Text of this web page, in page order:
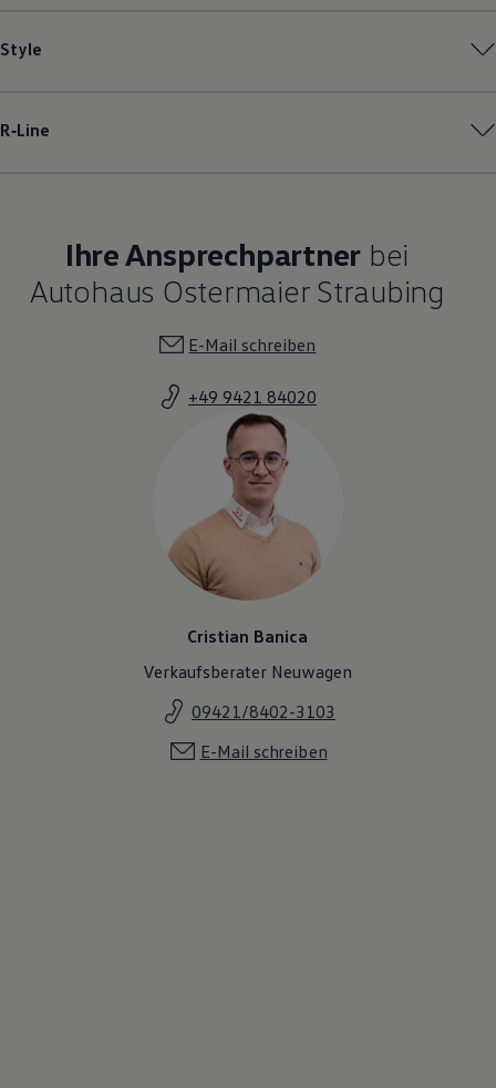
Style
R‑Line
Ihre Ansprechpartner bei
Autohaus Ostermaier Straubing
E-Mail schreiben
+49 9421 84020
Cristian Banica
Verkaufsberater Neuwagen
09421/8402-3103
E-Mail schreiben